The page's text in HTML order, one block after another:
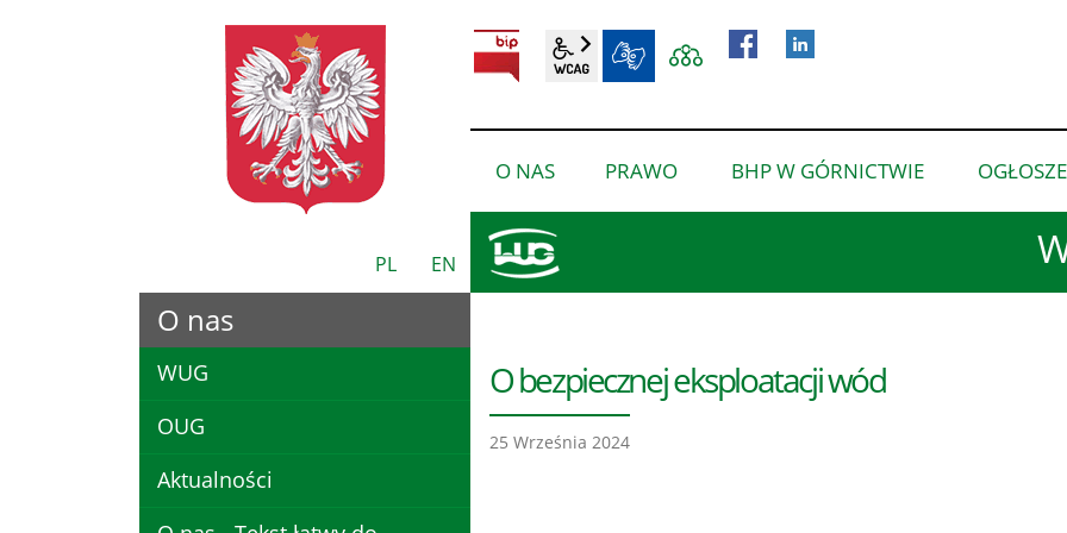
PL EN
BIP wcag2.1
O NAS
pokaż
podmenu
PRAWO
pokaż
podmenu
BHP W GÓRNICTWIE
pokaż
podmenu
O bezpiecznej eksploatacji wód
25 Września 2024
O nas
WUG
OUG
Aktualności